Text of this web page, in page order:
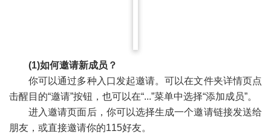
(1)如何邀请新成员？
你可以通过多种入口发起邀请。可以在文件夹详情页点
击醒目的“邀请”按钮，也可以在“...”菜单中选择“添加成员”。
进入邀请页面后，你可以选择生成一个邀请链接发送给
朋友，或直接邀请你的115好友。